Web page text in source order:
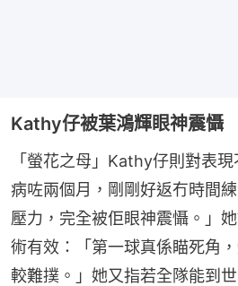
Kathy仔被葉鴻輝眼神震懾
「螢花之母」Kathy仔則對表
病咗兩個月，剛剛好返冇時間
壓力，完全被佢眼神震懾。」
術有效：「第一球真係瞄死角
較難撲。」她又指若全隊能到